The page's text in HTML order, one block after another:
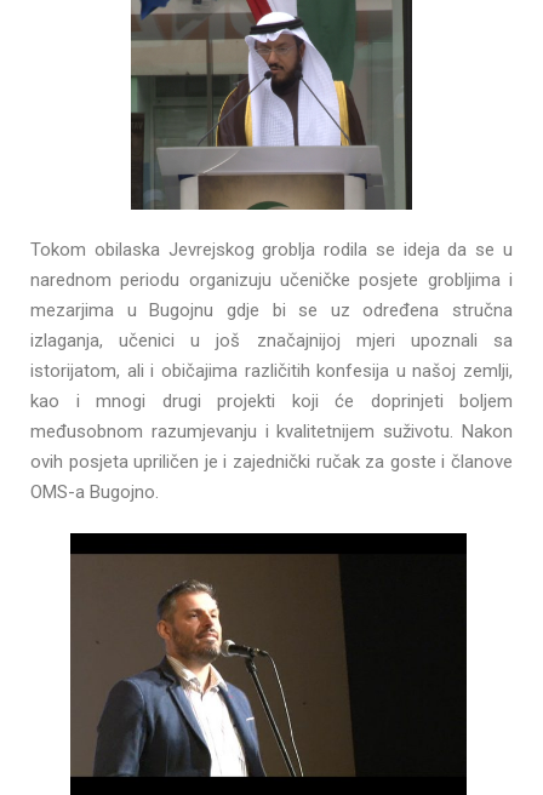
Tokom obilaska Jevrejskog groblja rodila se ideja da se u
narednom periodu organizuju učeničke posjete grobljima i
mezarjima u Bugojnu gdje bi se uz određena stručna
izlaganja, učenici u još značajnijoj mjeri upoznali sa
istorijatom, ali i običajima različitih konfesija u našoj zemlji,
kao i mnogi drugi projekti koji će doprinjeti boljem
međusobnom razumjevanju i kvalitetnijem suživotu. Nakon
ovih posjeta upriličen je i zajednički ručak za goste i članove
OMS-a Bugojno.